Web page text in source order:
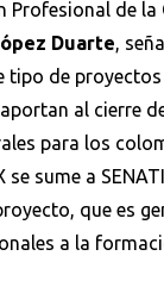
Profesional de la
Duarte,
tipo de
al cierre
para los
se sume a
que es
a la